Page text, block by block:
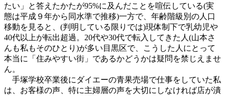
たい」と答えたかたが95%に及んだことを喧伝している(実
態は平成９年から同水準で推移)一方で、年齢階級別の人口
移動を見ると、(判明している限りでは)現体制下で乳幼児や
40代以上が転出超過。20代や30代で転入してきた人(山本さ
んも私もそのひとり)が多い目黒区で、こうした人にとって
本当に「住みやすい街」であるかどうかは疑問を禁じえませ
ん。
手塚学校卒業後にダイエーの青果売場で仕事をしていた私
は、お客様の声、特に主婦層の声を大切にしなければ店が潰